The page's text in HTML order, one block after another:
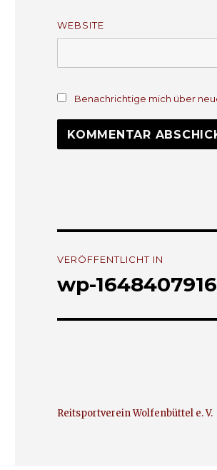
WEBSITE
Benachrichtige mich über
Navigation
VERÖFFENTLICHT IN
wp-
Reitsportverein Wolfenbüttel e. V.